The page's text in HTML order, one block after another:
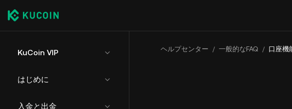
KuCoin VIP
はじめに
入金と出金
ヘルプセンター / 一般的なFAQ / 口座機